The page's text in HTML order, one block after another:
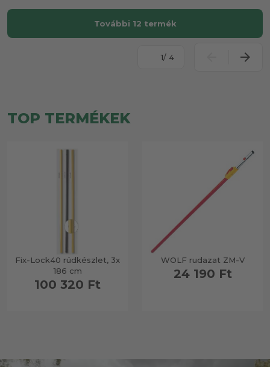
További 12 termék
/ 4
TOP TERMÉKEK
Fix-Lock40 rúdkészlet, 3x
186 cm
100 320 Ft
WOLF rudazat ZM-V
24 190 Ft